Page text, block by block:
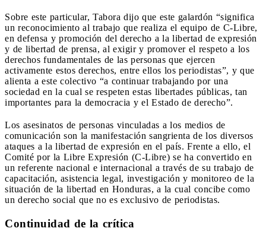
Sobre este particular, Tabora dijo que este galardón “significa
un reconocimiento al trabajo que realiza el equipo de C-Libre,
en defensa y promoción del derecho a la libertad de expresión
y de libertad de prensa, al exigir y promover el respeto a los
derechos fundamentales de las personas que ejercen
activamente estos derechos, entre ellos los periodistas”, y que
alienta a este colectivo “a continuar trabajando por una
sociedad en la cual se respeten estas libertades públicas, tan
importantes para la democracia y el Estado de derecho”.
Los asesinatos de personas vinculadas a los medios de
comunicación son la manifestación sangrienta de los diversos
ataques a la libertad de expresión en el país. Frente a ello, el
Comité por la Libre Expresión (C-Libre) se ha convertido en
un referente nacional e internacional a través de su trabajo de
capacitación, asistencia legal, investigación y monitoreo de la
situación de la libertad en Honduras, a la cual concibe como
un derecho social que no es exclusivo de periodistas.
Continuidad de la crítica